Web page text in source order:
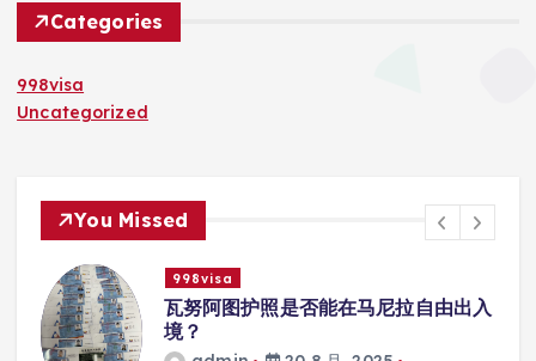
Categories
998visa
Uncategorized
You Missed
由出入
瓦努阿图护照是否能在马尼拉使用